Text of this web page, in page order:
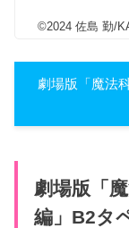
©2024 佐島 勤/
劇場版「魔法
劇場版「
編」B2タ